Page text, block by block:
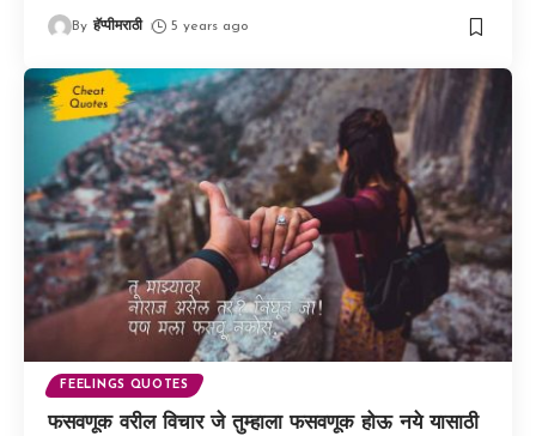
By हॅप्पीमराठी 5 years ago
FEELINGS QUOTES
फसवणूक वरील विचार जे तुम्हाला फसवणूक होऊ नये यासाठी